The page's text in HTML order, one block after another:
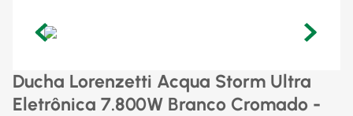
Ducha Lorenzetti Acqua Storm Ultra
Eletrônica 7.800W Branco Cromado -